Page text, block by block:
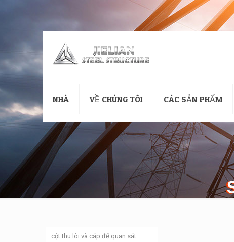
NHÀ VỀ CHÚNG TÔI CÁC SẢN PHẨM
cột thu lôi và cáp để quan sát